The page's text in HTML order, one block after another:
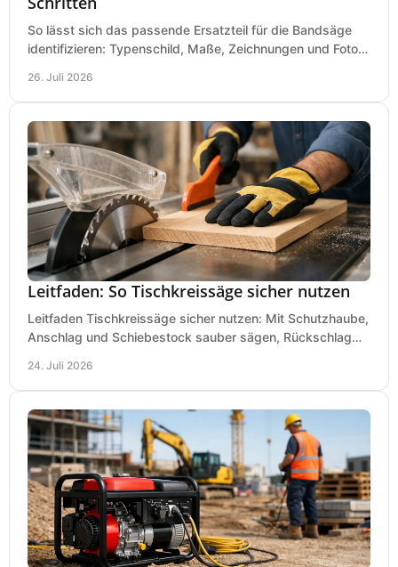
So lässt sich das passende Ersatzteil für die Bandsäge
identifizieren: Typenschild, Maße, Zeichnungen und Fotos
26. Juli 2026
Leitfaden: So Tischkreissäge sicher nutzen
Leitfaden Tischkreissäge sicher nutzen: Mit Schutzhaube,
Anschlag und Schiebestock sauber sägen, Rückschlag
24. Juli 2026